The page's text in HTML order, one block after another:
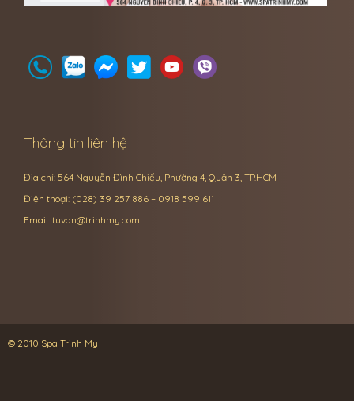
Thông tin liên hệ
Địa chỉ: 564 Nguyễn Đình Chiểu, Phường 4, Quận 3, TP.HCM
Điện thoại: (028) 39 257 886 – 0918 599 611
Email: tuvan@trinhmy.com
© 2010 Spa Trinh My